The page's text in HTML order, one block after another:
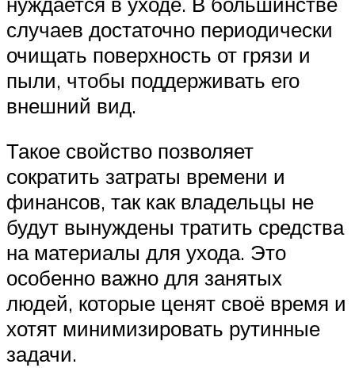
случаев достаточно периодически
очищать поверхность от грязи и
пыли, чтобы поддерживать его
внешний вид.
Такое свойство позволяет
сократить затраты времени и
финансов, так как владельцы не
будут вынуждены тратить средства
на материалы для ухода. Это
особенно важно для занятых
людей, которые ценят своё время и
хотят минимизировать рутинные
задачи.